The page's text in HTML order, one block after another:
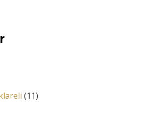
(11)